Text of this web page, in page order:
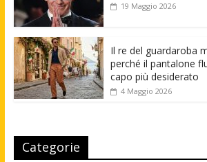
19 Maggio 2026
Il re del guardaroba
perché il pantalone
capo più desiderato
4 Maggio 2026
Categorie